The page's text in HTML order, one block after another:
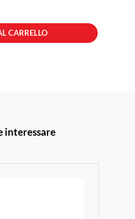
CARRELLO
interessare